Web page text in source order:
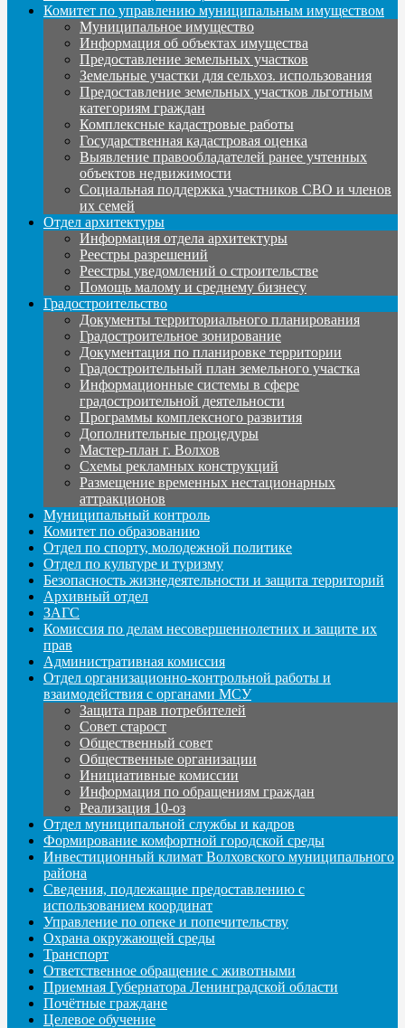
Комитет по управлению муниципальным имуществом
Муниципальное имущество
Информация об объектах имущества
Предоставление земельных участков
Земельные участки для сельхоз. использования
Предоставление земельных участков льготным
категориям граждан
Комплексные кадастровые работы
Государственная кадастровая оценка
Выявление правообладателей ранее учтенных
объектов недвижимости
Социальная поддержка участников СВО и членов
их семей
Отдел архитектуры
Информация отдела архитектуры
Реестры разрешений
Реестры уведомлений о строительстве
Помощь малому и среднему бизнесу
Градостроительство
Документы территориального планирования
Градостроительное зонирование
Документация по планировке территории
Градостроительный план земельного участка
Информационные системы в сфере
градостроительной деятельности
Программы комплексного развития
Дополнительные процедуры
Мастер-план г. Волхов
Схемы рекламных конструкций
Размещение временных нестационарных
аттракционов
Муниципальный контроль
Комитет по образованию
Отдел по спорту, молодежной политике
Отдел по культуре и туризму
Безопасность жизнедеятельности и защита территорий
Архивный отдел
ЗАГС
Комиссия по делам несовершеннолетних и защите их
прав
Административная комиссия
Отдел организационно-контрольной работы и
взаимодействия с органами МСУ
Защита прав потребителей
Совет старост
Общественный совет
Общественные организации
Инициативные комиссии
Информация по обращениям граждан
Реализация 10-оз
Отдел муниципальной службы и кадров
Формирование комфортной городской среды
Инвестиционный климат Волховского муниципального
района
Сведения, подлежащие предоставлению с
использованием координат
Управление по опеке и попечительству
Охрана окружающей среды
Транспорт
Ответственное обращение с животными
Приемная Губернатора Ленинградской области
Почётные граждане
Целевое обучение